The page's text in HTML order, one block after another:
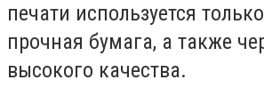
печати используется
прочная бумага, а также
высокого качества.